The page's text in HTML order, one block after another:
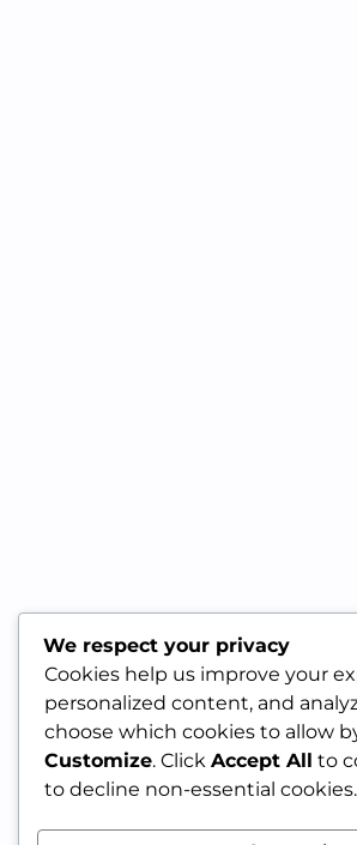
We respect your privacy
Cookies help us improve your
personalized content, and
choose which cookies to allow
Customize. Click Accept All to
to decline non-essential cookies.